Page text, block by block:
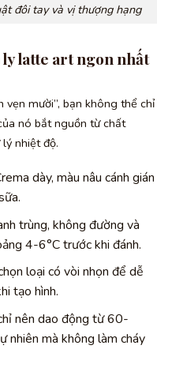
đôi tay và vị thượng hạng
ly latte art ngon nhất
mười”, bạn không thể chỉ
nó bắt nguồn từ chất
nhiệt độ.
dày, màu nâu cánh gián
trùng, không đường và
4-6°C trước khi đánh.
loại có vòi nhọn để dễ
tạo hình.
nên dao động từ 60-
nhiên mà không làm cháy